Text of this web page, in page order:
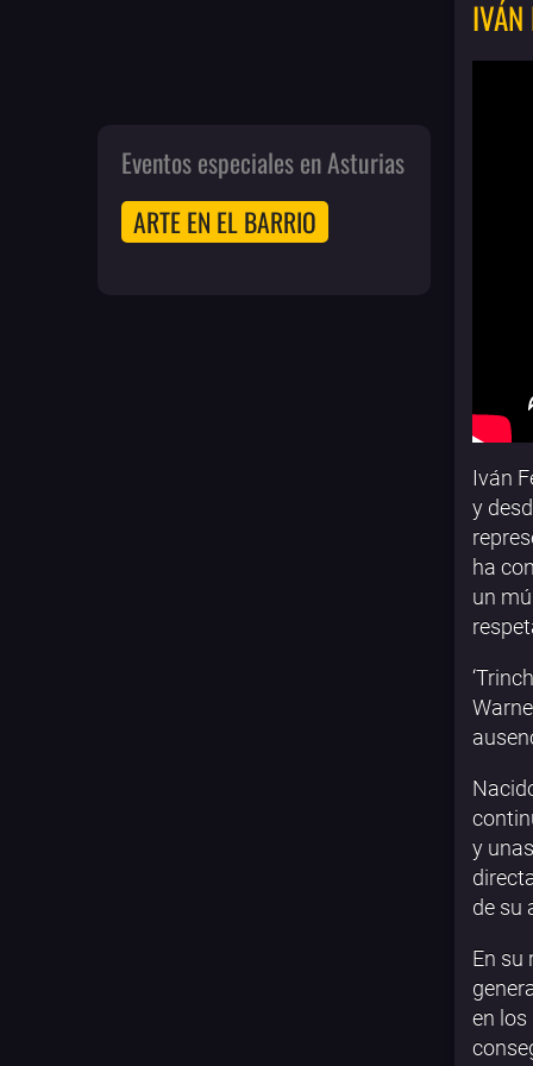
IVÁN
Iván
y
ha
un
y
de su
En su
en los
Eventos especiales en Asturias
ARTE EN EL BARRIO